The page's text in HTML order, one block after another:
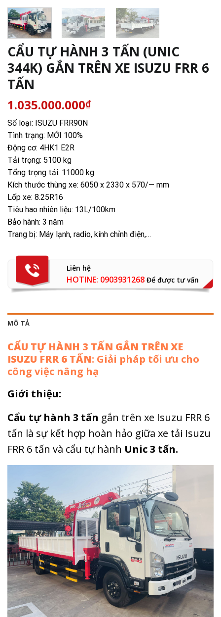
CẨU TỰ HÀNH 3 TẤN (UNIC
344K) GẮN TRÊN XE ISUZU FRR 6
TẤN
1.035.000.000₫
Số loại: ISUZU FRR90N
Tình trạng: MỚI 100%
Động cơ: 4HK1 E2R
Tải trọng: 5100 kg
Tổng trọng tải: 11000 kg
Kích thước thùng xe: 6050 x 2330 x 570/— mm
Lốp xe: 8.25R16
Tiêu hao nhiên liệu: 13L/100km
Bảo hành: 3 năm
Trang bị: Máy lạnh, radio, kính chỉnh điện,…
Liên hệ
HOTINE: 0903931268 Để được tư vấn
MÔ TẢ
CẨU TỰ HÀNH 3 TẤN GẮN TRÊN XE
ISUZU FRR 6 TẤN: Giải pháp tối ưu cho
công việc nâng hạ
Giới thiệu:
Cẩu tự hành 3 tấn gắn trên xe Isuzu FRR 6
tấn là sự kết hợp hoàn hảo giữa xe tải Isuzu
FRR 6 tấn và cẩu tự hành Unic 3 tấn.